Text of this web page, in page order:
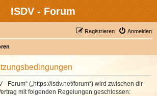
ISDV - Forum
Anmelden
Registrieren
- Forum“ („https://isdv.net/forum“) wird zwischen dir
mit folgenden Regelungen geschlossen: